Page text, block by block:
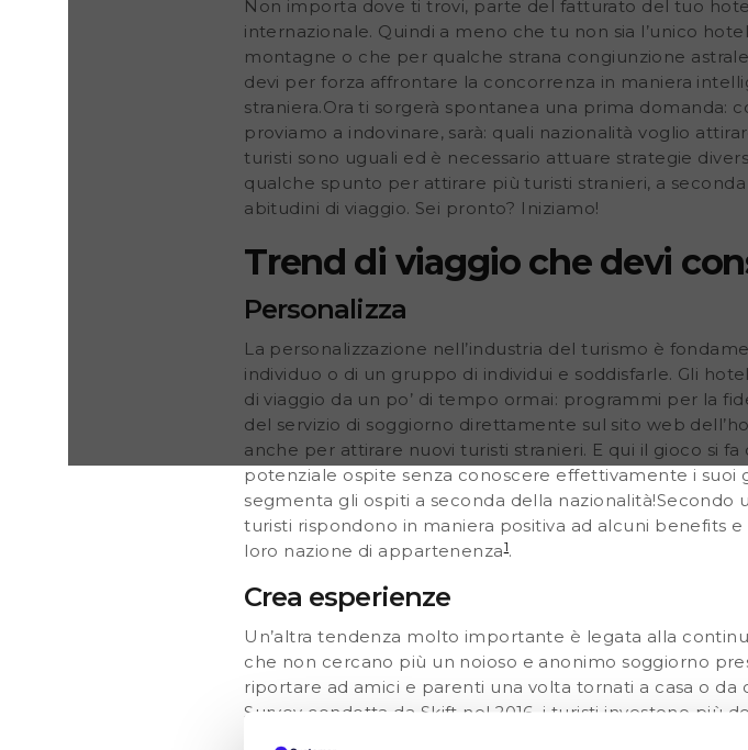
Non importa dove ti trovi, parte del fatturato del tuo
internazionale. Quindi a meno che tu non sia l’unico
montagne o che per qualche strana congiunzione
devi per forza affrontare la concorrenza in maniera
straniera.Ora ti sorgerà spontanea una prima domanda:
proviamo a indovinare, sarà: quali nazionalità voglio
turisti sono uguali ed è necessario attuare strategie
qualche spunto per attirare più turisti stranieri, a
abitudini di viaggio. Sei pronto? Iniziamo!
Trend di viaggio che devi
Personalizza
La personalizzazione nell’industria del turismo è
individuo o di un gruppo di individui e soddisfarle. Gli
di viaggio da un po’ di tempo ormai: programmi per la
del servizio di soggiorno direttamente sul sito web
anche per attirare nuovi turisti stranieri. E qui il gioco si
potenziale ospite senza conoscere effettivamente i suoi
segmenta gli ospiti a seconda della
turisti rispondono in maniera positiva ad alcuni benefits
loro nazione di appartenenza1.
Crea esperienze
Un’altra tendenza molto importante è legata alla
che non cercano più un noioso e anonimo soggiorno
riportare ad amici e parenti una volta tornati a casa o da
Survey condotta da Skift nel 2016, i turisti investono più
sempre di più l’esigenza di creare esperienze